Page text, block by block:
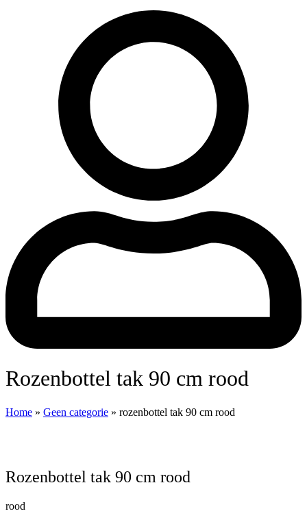
rozenbottel tak 90 cm rood
Home » Geen categorie » rozenbottel tak 90 cm rood
rozenbottel tak 90 cm rood
rood